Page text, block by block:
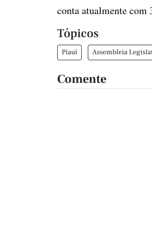
conta atualmente com
Tópicos
Piauí Assembleia
Comente